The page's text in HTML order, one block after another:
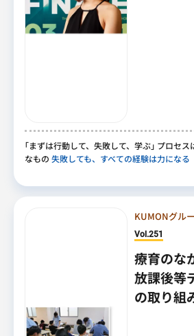
｢まずは行動して、 失敗して、 学ぶ｣ プロセス
なもの 失敗しても、すべての経験は力になる
KUMONグル
Vol.251
療育のな
放課後等
の取り組